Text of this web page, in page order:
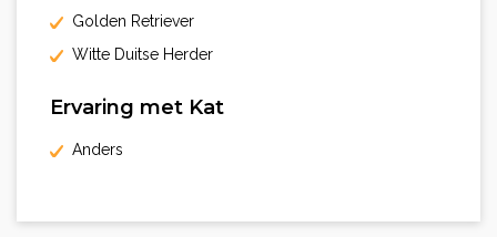
Golden Retriever
Witte Duitse Herder
Ervaring met Kat
Anders